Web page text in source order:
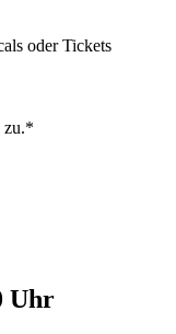
oder Tickets
zu.*
Uhr